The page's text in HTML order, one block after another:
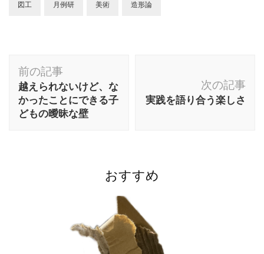
図工 月例研 美術 造形論
投
稿
ナ
ビ
前の記事
越えられないけど、な
かったことにできる子
どもの曖昧な壁
次の記事
実践を語り合う楽しさ
おすすめ